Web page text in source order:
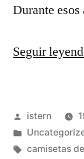
Durante
Seguir
Publicado
por
istern
Publicado
en
Etiquetas:
camisetas